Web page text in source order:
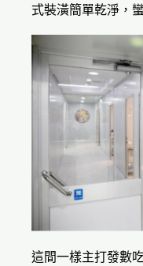
式裝潢簡單乾淨，
這間一樣主打發數